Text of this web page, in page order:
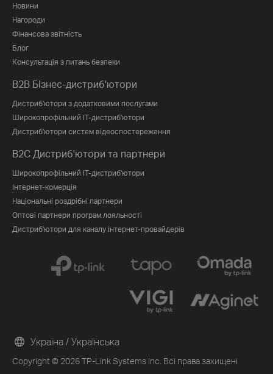
Новини
Нагороди
Фінансова звітність
Блог
Консультація з питань безпеки
B2B Бізнес-дистриб'ютори
Дистриб'ютори з додатковими послугами
Широкопрофільний IT-дистриб'ютори
Дистриб'ютори систем відеоспостереження
B2C Дистриб'ютори та партнери
Широкопрофільний IT-дистриб'ютори
Інтернет-комерція
Національні роздрібні партнери
Оптові партнери програм лояльності
Дистриб'ютори для каналу інтернет-провайдерів
Copyright © 2026 TP-Link Systems Inc. Всі права захищені
Україна / Українська